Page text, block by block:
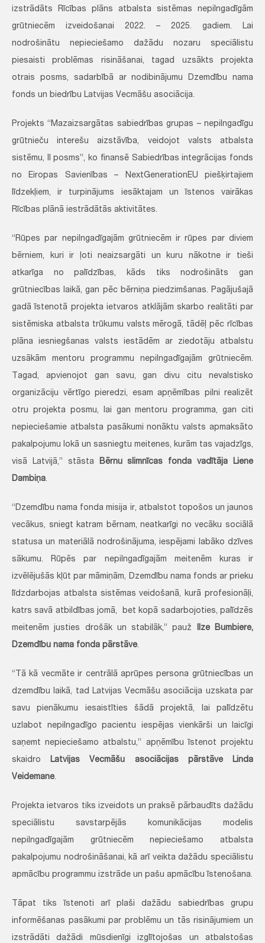
izstrādāts Rīcības plāns atbalsta sistēmas nepilngadīgām
grūtniecēm izveidošanai 2022. – 2025. gadiem. Lai
nodrošinātu nepieciešamo dažādu nozaru speciālistu
piesaisti problēmas risināšanai, tagad uzsākts projekta
otrais posms, sadarbībā ar nodibinājumu Dzemdību nama
fonds un biedrību Latvijas Vecmāšu asociācija.
Projekts “Mazaizsargātas sabiedrības grupas – nepilngadīgu
grūtnieču interešu aizstāvība, veidojot valsts atbalsta
sistēmu, II posms”, ko finansē Sabiedrības integrācijas fonds
no Eiropas Savienības – NextGenerationEU piešķirtajiem
līdzekļiem, ir turpinājums iesāktajam un īstenos vairākas
Rīcības plānā iestrādātās aktivitātes.
“Rūpes par nepilngadīgajām grūtniecēm ir rūpes par diviem
bērniem, kuri ir ļoti neaizsargāti un kuru nākotne ir tieši
atkarīga no palīdzības, kāds tiks nodrošināts gan
grūtniecības laikā, gan pēc bērniņa piedzimšanas. Pagājušajā
gadā īstenotā projekta ietvaros atklājām skarbo realitāti par
sistēmiska atbalsta trūkumu valsts mērogā, tādēļ pēc rīcības
plāna iesniegšanas valsts iestādēm ar ziedotāju atbalstu
uzsākām mentoru programmu nepilngadīgajām grūtniecēm.
Tagad, apvienojot gan savu, gan divu citu nevalstisko
organizāciju vērtīgo pieredzi, esam apņēmības pilni realizēt
otru projekta posmu, lai gan mentoru programma, gan citi
nepieciešamie atbalsta pasākumi nonāktu valsts apmaksāto
pakalpojumu lokā un sasniegtu meitenes, kurām tas vajadzīgs,
visā Latvijā,” stāsta Bērnu slimnīcas fonda vadītāja Liene
Dambiņa.
“Dzemdību nama fonda misija ir, atbalstot topošos un jaunos
vecākus, sniegt katram bērnam, neatkarīgi no vecāku sociālā
statusa un materiālā nodrošinājuma, iespējami labāko dzīves
sākumu. Rūpēs par nepilngadīgajām meitenēm kuras ir
izvēlējušās kļūt par māmiņām, Dzemdību nama fonds ar prieku
līdzdarbojas atbalsta sistēmas veidošanā, kurā profesionāļi,
katrs savā atbildības jomā, bet kopā sadarbojoties, palīdzēs
meitenēm justies drošāk un stabilāk,” pauž Ilze Bumbiere,
Dzemdību nama fonda pārstāve.
“Tā kā vecmāte ir centrālā aprūpes persona grūtniecības un
dzemdību laikā, tad Latvijas Vecmāšu asociācija uzskata par
savu pienākumu iesaistīties šādā projektā, lai palīdzētu
uzlabot nepilngadīgo pacientu iespējas vienkārši un laicīgi
saņemt nepieciešamo atbalstu,” apņēmību īstenot projektu
skaidroLatvijas Vecmāšu asociācijas pārstāve Linda
Veidemane.
Projekta ietvaros tiks izveidots un praksē pārbaudīts dažādu
speciālistu savstarpējās komunikācijas modelis
nepilngadīgajām grūtniecēm nepieciešamo atbalsta
pakalpojumu nodrošināšanai, kā arī veikta dažādu speciālistu
apmācību programmu izstrāde un pašu apmācību īstenošana.
Tāpat tiks īstenoti arī plaši dažādu sabiedrības grupu
informēšanas pasākumi par problēmu un tās risinājumiem un
izstrādāti dažādi mūsdienīgi izglītojošas un atbalstošas